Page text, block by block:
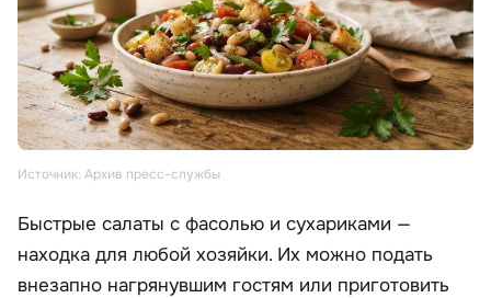
Источник: Архив пресс-службы
Быстрые салаты с фасолью и сухариками —
находка для любой хозяйки. Их можно подать
внезапно нагрянувшим гостям или приготовить